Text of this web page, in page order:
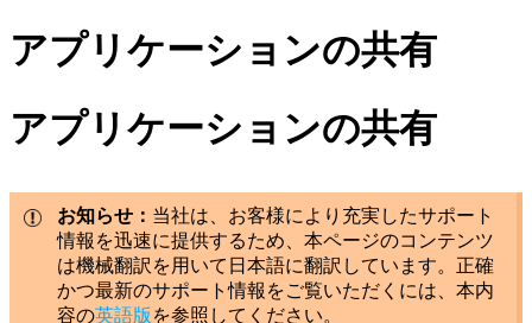
アプリケーションの共有
アプリケーションの共有
お知らせ： 当社は、お客様により充実したサポート
情報を迅速に提供するため、本ページのコンテンツ
は機械翻訳を用いて日本語に翻訳しています。正確
かつ最新のサポート情報をご覧いただくには、本内
容の英語版 を参照してください。